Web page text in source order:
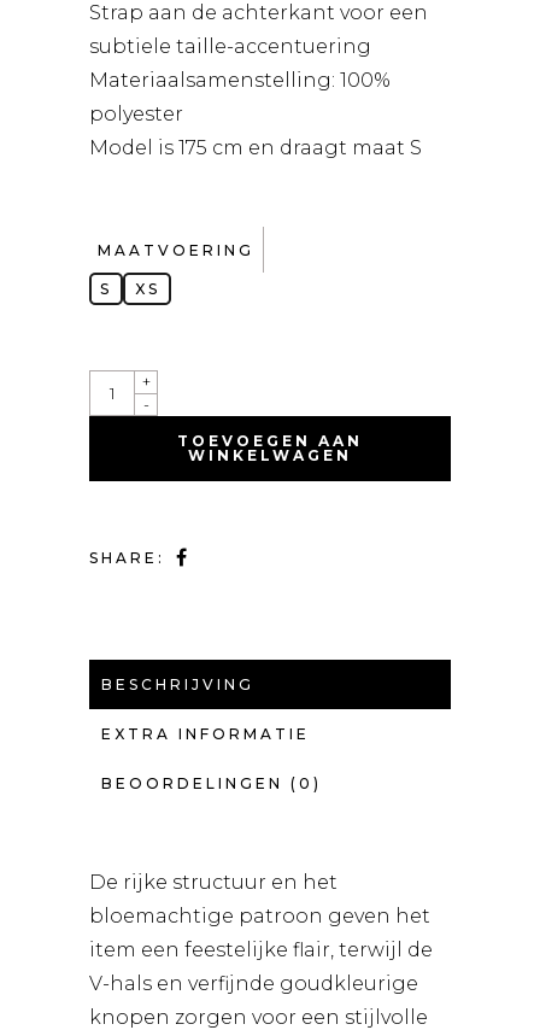
Strap aan de achterkant voor een
subtiele taille-accentuering
Materiaalsamenstelling: 100%
polyester
Model is 175 cm en draagt maat S
MAATVOERING
S XS
QUANTITY
-
+
TOEVOEGEN AAN
WINKELWAGEN
SHARE:
BESCHRIJVING
EXTRA INFORMATIE
BEOORDELINGEN (0)
De rijke structuur en het
bloemachtige patroon geven het
item een feestelijke flair, terwijl de
V-hals en verfijnde goudkleurige
knopen zorgen voor een stijlvolle